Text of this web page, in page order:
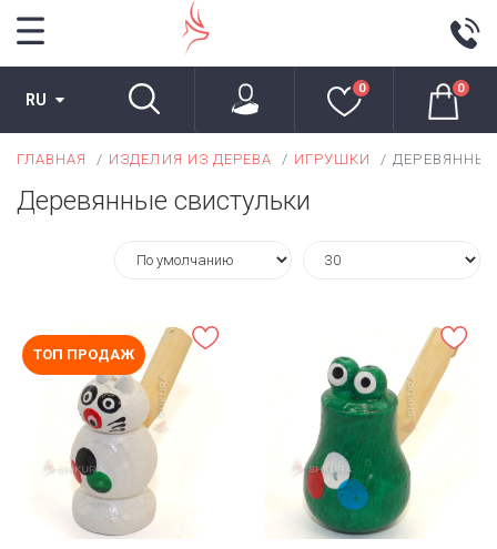
RU
0 0
ГЛАВНАЯ ИЗДЕЛИЯ ИЗ ДЕРЕВА ИГРУШКИ
Деревянные свистульки
ТОП ПРОДАЖ